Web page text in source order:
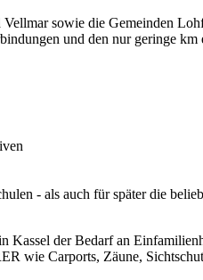
Vellmar sowie die Gemeinden
und den nur geringe
- als auch für später die
Kassel der Bedarf an
wie Carports, Zäune,